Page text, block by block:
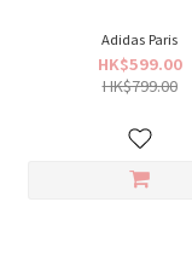
Adidas Paris
HK$599.00
HK$799.00